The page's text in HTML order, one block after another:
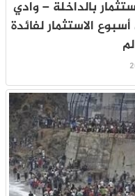
بالداخلة – وادي
الاستثمار لفائدة